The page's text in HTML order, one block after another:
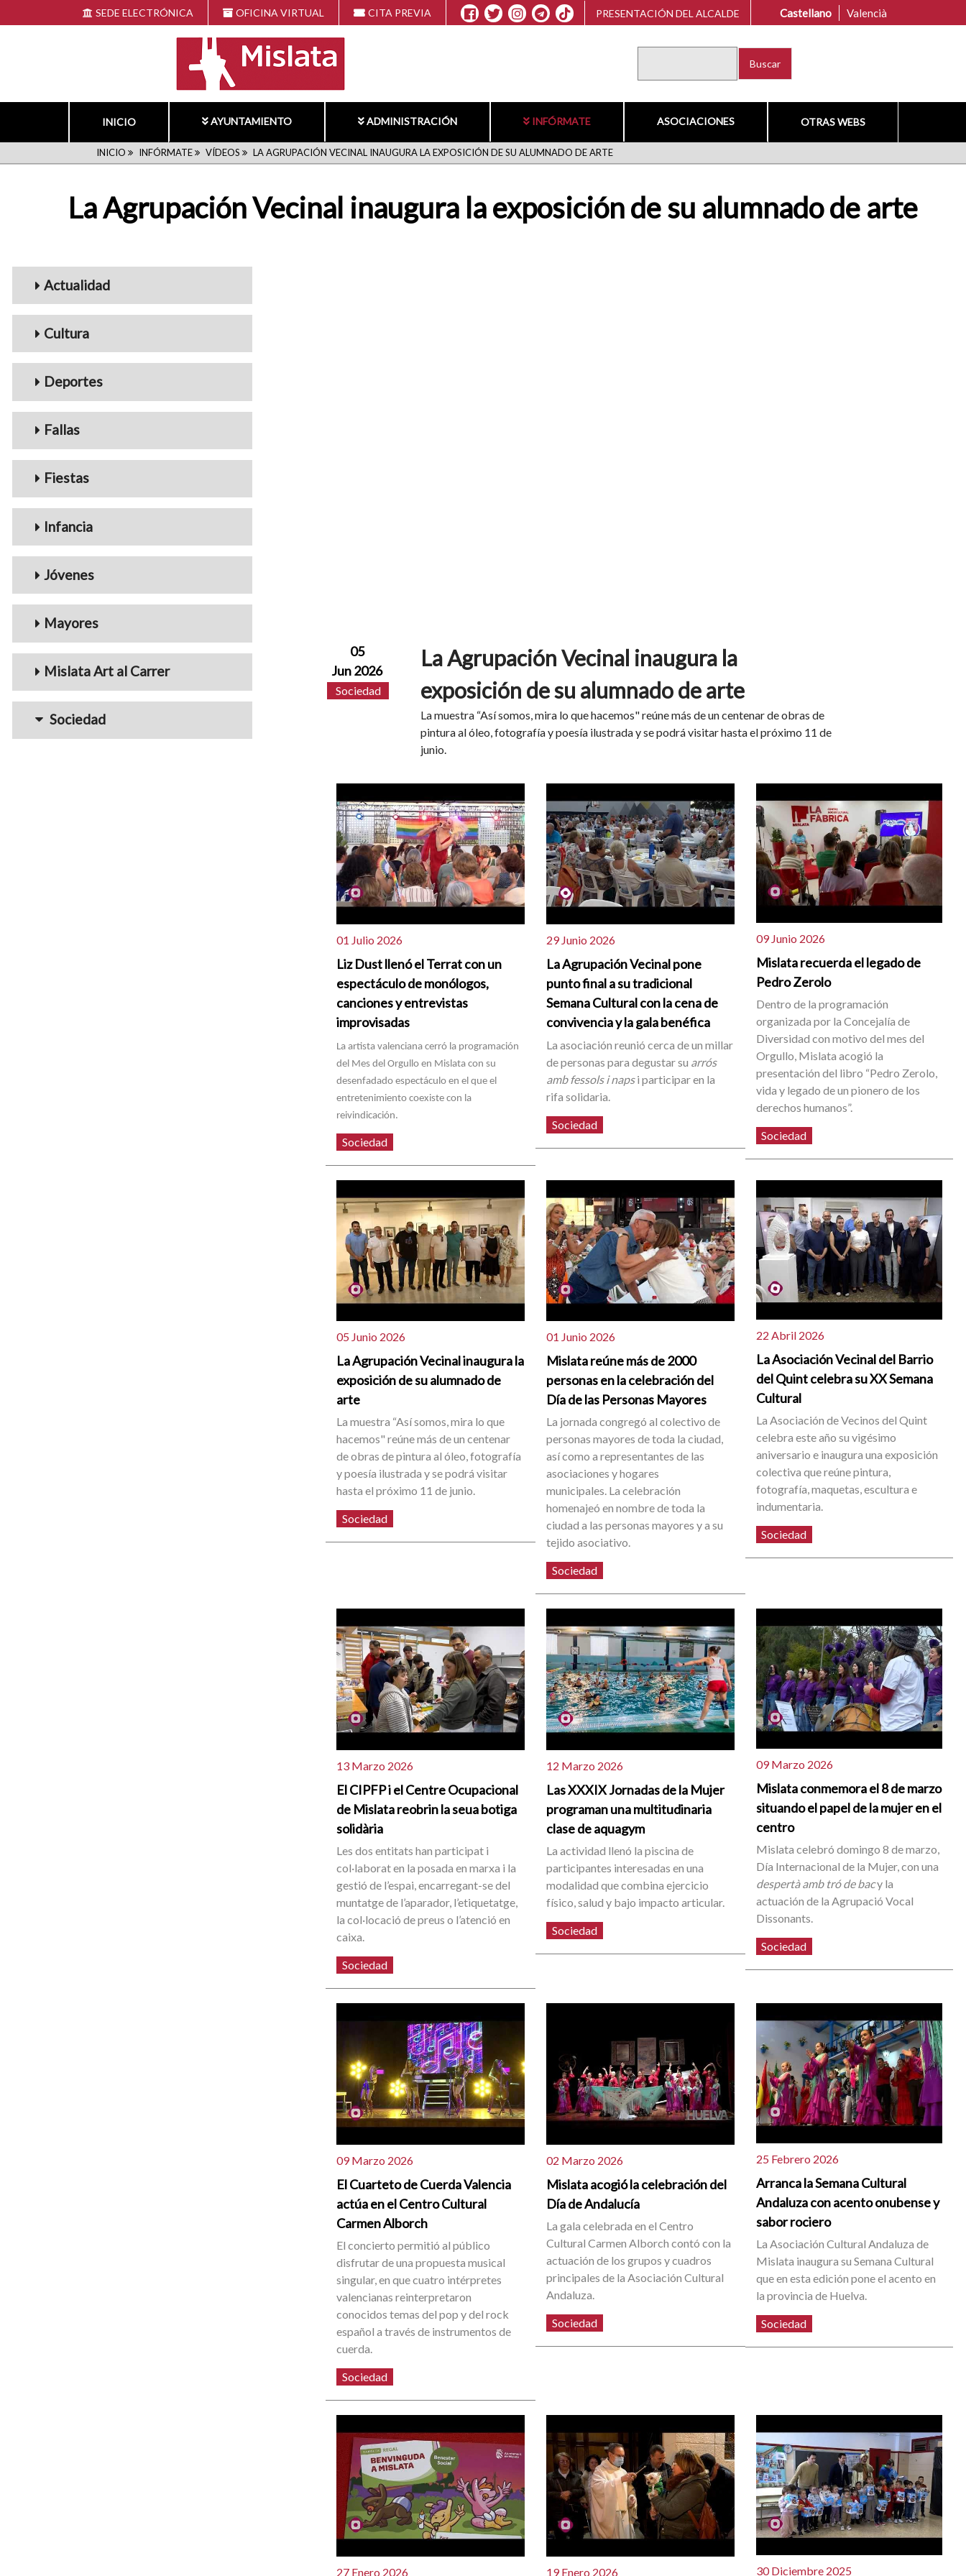
al
SEDE ELECTRÓNICA OFICINA VIRTUAL CITA PREVIA PRESENTACIÓN DEL ALCALDE Castellano Valencià
INICIO AYUNTAMIENTO ADMINISTRACIÓN INFÓRMATE ASOCIACIONES OTRAS WEBS
RUTA
DE
NAVEGACIÓN
INICIO INFÓRMATE VÍDEOS LA AGRUPACIÓN VECINAL INAUGURA LA EXPOSICIÓN DE SU ALUMNADO DE ARTE
La Agrupación Vecinal inaugura la exposición de su alumnado de arte
Menu_Videos
Actualidad
Cultura
Deportes
Fallas
Fiestas
Infancia
Jóvenes
Mayores
Mislata Art al Carrer
Sociedad
05
Jun 2026
Sociedad
La Agrupación Vecinal inaugura la
exposición de su alumnado de arte
La muestra “Así somos, mira lo que hacemos" reúne más de un centenar de obras de
pintura al óleo, fotografía y poesía ilustrada y se podrá visitar hasta el próximo 11 de
junio.
01 Julio 2026
Liz Dust llenó el Terrat con un
espectáculo de monólogos,
canciones y entrevistas
improvisadas
La artista valenciana cerró la programación
del Mes del Orgullo en Mislata con su
desenfadado espectáculo en el que el
entretenimiento coexiste con la
reivindicación.
Sociedad
29 Junio 2026
La Agrupación Vecinal pone
punto final a su tradicional
Semana Cultural con la cena de
convivencia y la gala benéfica
La asociación reunió cerca de un millar
de personas para degustar su arrós
amb fessols i napsi participar en la
rifa solidaria.
Sociedad
09 Junio 2026
Mislata recuerda el legado de
Pedro Zerolo
Dentro de la programación
organizada por la Concejalía de
Diversidad con motivo del mes del
Orgullo, Mislata acogió la
presentación del libro “Pedro Zerolo,
vida y legado de un pionero de los
derechos humanos”.
Sociedad
05 Junio 2026
La Agrupación Vecinal inaugura la
exposición de su alumnado de
arte
La muestra “Así somos, mira lo que
hacemos" reúne más de un centenar
de obras de pintura al óleo, fotografía
y poesía ilustrada y se podrá visitar
hasta el próximo 11 de junio.
Sociedad
01 Junio 2026
Mislata reúne más de 2000
personas en la celebración del
Día de las Personas Mayores
La jornada congregó al colectivo de
personas mayores de toda la ciudad,
así como a representantes de las
asociaciones y hogares
municipales. La celebración
homenajeó en nombre de toda la
ciudad a las personas mayores y a su
tejido asociativo.
Sociedad
22 Abril 2026
La Asociación Vecinal del Barrio
del Quint celebra su XX Semana
Cultural
La Asociación de Vecinos del Quint
celebra este año su vigésimo
aniversario e inaugura una exposición
colectiva que reúne pintura,
fotografía, maquetas, escultura e
indumentaria.
Sociedad
13 Marzo 2026
El CIPFP i el Centre Ocupacional
de Mislata reobrin la seua botiga
solidària
Les dos entitats han participat i
col·laborat en la posada en marxa i la
gestió de l’espai, encarregant-se del
muntatge de l’aparador, l’etiquetatge,
la col·locació de preus o l’atenció en
caixa.
Sociedad
12 Marzo 2026
Las XXXIX Jornadas de la Mujer
programan una multitudinaria
clase de aquagym
La actividad llenó la piscina de
participantes interesadas en una
modalidad que combina ejercicio
físico, salud y bajo impacto articular.
Sociedad
09 Marzo 2026
Mislata conmemora el 8 de marzo
situando el papel de la mujer en el
centro
Mislata celebró domingo 8 de marzo,
Día Internacional de la Mujer, con una
despertà amb tró de bacy la
actuación de la Agrupació Vocal
Dissonants.
Sociedad
09 Marzo 2026
El Cuarteto de Cuerda Valencia
actúa en el Centro Cultural
Carmen Alborch
El concierto permitió al público
disfrutar de una propuesta musical
singular, en que cuatro intérpretes
valencianas reinterpretaron
conocidos temas del pop y del rock
español a través de instrumentos de
cuerda.
Sociedad
02 Marzo 2026
Mislata acogió la celebración del
Día de Andalucía
La gala celebrada en el Centro
Cultural Carmen Alborch contó con la
actuación de los grupos y cuadros
principales de la Asociación Cultural
Andaluza.
Sociedad
25 Febrero 2026
Arranca la Semana Cultural
Andaluza con acento onubense y
sabor rociero
La Asociación Cultural Andaluza de
Mislata inaugura su Semana Cultural
que en esta edición pone el acento en
la provincia de Huelva.
Sociedad
27 Enero 2026 19 Enero 2026 30 Diciembre 2025